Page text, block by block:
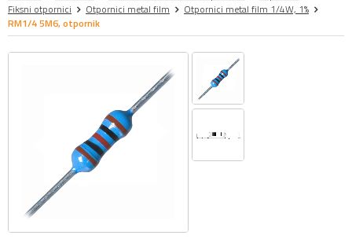
Fiksni otpornici
Otpornici metal film
Otpornici metal film 1/4W, 1%
RM1/4 5M6, otpornik